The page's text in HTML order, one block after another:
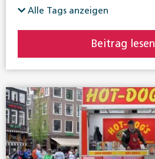
Selbstständige
Alle Tags anzeigen
Beitrag lesen